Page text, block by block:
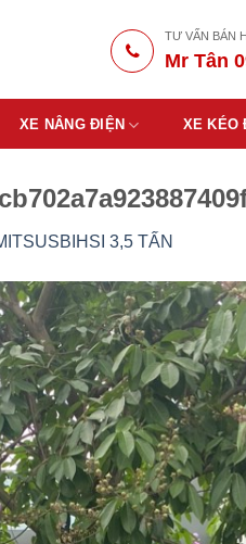
TƯ VẤN BÁN
Mr Tân
XE NÂNG ĐIỆN XE KÉO
3,5 TẤN